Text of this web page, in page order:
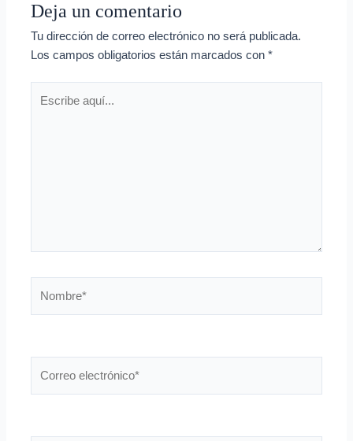
Deja un comentario
Tu dirección de correo electrónico no será publicada.
Los campos obligatorios están marcados con*